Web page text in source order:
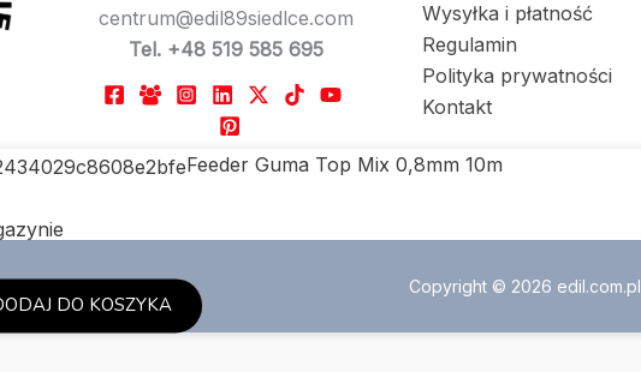
centrum@edil89siedlce.com
Tel. +48 519 585 695
Wysyłka i płatność
Regulamin
Polityka prywatności
Kontakt
Copyright © 2026 edil.com.pl
Feeder Guma Top Mix 0,8mm 10m
DO KOSZYKA